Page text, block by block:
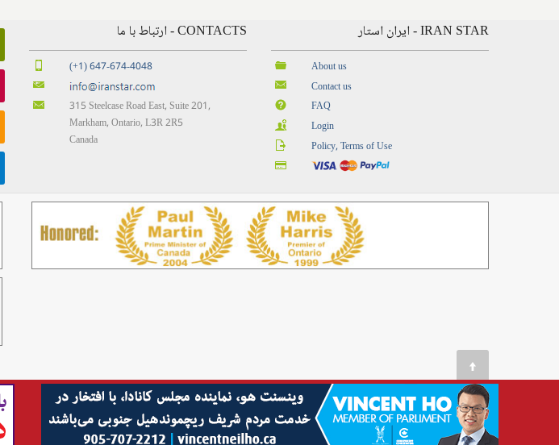
CONTACTS - ارتباط با ما
(+1) 647-674-4048
315 Steelcase Road East, Suite 201,
Markham, Ontario, L3R 2R5
Canada
IRAN STAR - ایران استار
About us
Contact us
FAQ
Login
Policy, Terms of Use